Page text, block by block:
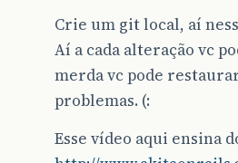
Crie um git local, aí
Aí a cada alteração vc
merda vc pode
problemas. (:
Esse vídeo aqui ensina